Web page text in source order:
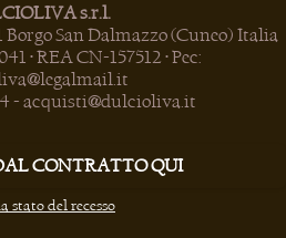
s.r.l.
Borgo San Dalmazzo (Cuneo) Italia
• REA CN-157512 • Pec:
- acquisti@dulcioliva.it
CONTRATTO QUI
stato del recesso